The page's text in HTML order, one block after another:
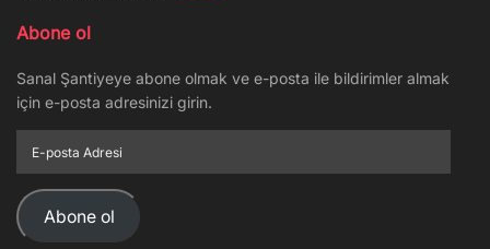
Abone ol
Sanal Şantiyeye abone olmak ve e-posta ile bildirimler almak
için e-posta adresinizi girin.
posta
Adresi
Abone ol